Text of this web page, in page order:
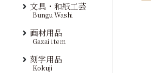
文具・和紙工芸
Bungu Washi
画材用品
Gazai item
刻字用品
Kokuji